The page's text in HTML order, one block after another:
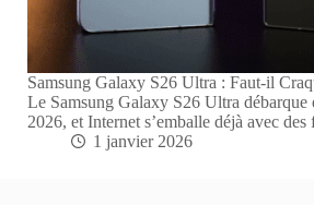
Samsung Galaxy S26 Ultra : Faut-il
Le Samsung Galaxy S26 Ultra débarque
2026, et Internet s’emballe déjà avec
1 janvier 2026